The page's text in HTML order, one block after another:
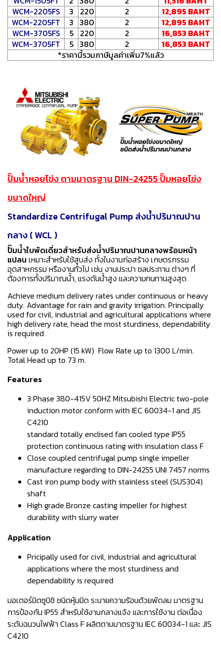
WCM-2205FS
3 220 2
12,895 BAHT
WCM-2205FT
3 380 2
12,895 BAHT
WCM-3705FS
5 220 2
16,853 BAHT
WCM-3705FT
5 380 2
16,853 BAHT
*ราคานี้รวมภาษีมูลค่าเพิ่ม7%แล้ว
ปั๊มน้ำหอยโข่ง ตามมาตรฐาน DIN-24255ปั๊มหอยโข่ง
ขนาดใหญ่
Standardize Centrifugal Pump ส่งน้ำปริมาณปาน
กลาง ( WCL )
ปั๊มน้ำใบพัดเดี่ยวสำหรับส่งน้ำปริมาณปานกลางพร้อมหน้า
แปลน เหมาะสำหรับใช้สูบส่ง ทั้งในงานก่อสร้าง เกษตรกรรม
อุตสาหกรรม หรืองานทั่วไป เช่น งานประปา ชลประทาน ต่างๆ ที่
ต้องการทั้งปริมาณน้ำ, แรงดันน้ำสูง และความทนทานสูงสุด
Achieve medium delivery rates under continuous or heavy
duty. Advantage for rain and gravity irrigation. Principally
used for civil, industrial and agricultural applications where
high delivery rate, head the most sturdiness, dependability
is required
Power up to 20HP (15 kW) Flow Rate up to 1300 L/min.
Total Head up to 73 m.
Features
3 Phase 380-415V 50HZ Mitsubishi Electric two-pole
induction motor conform with IEC 60034-1 and JIS
C4210
standard totally enclised fan cooled type IP55
protection continuous rating with insulation class F
Close coupled centrifugal pump single impeller
manufacture regarding to DIN-24255 UNI 7457 norms
Cast iron pump body with stainless steel (SUS304)
shaft
High grade Bronze casting impeller for highest
durability with slurry water
Application
Pricipally used for civil, industrial and agricultural
applications where the most sturdiness and
dependability is required
มอเตอร์มิตซูบิชิ ชนิดหุ้มมิด ระบายความร้อนด้วยพัดลม มาตรฐาน
การป้องกัน IP55 สำหรับใช้งานกลางแจ้ง และการใช้งาน ต่อเนื่อง
ระดับฉนวนไฟฟ้า Class F ผลิตตามมาตรฐาน IEC 60034-1 และ JIS
C4210